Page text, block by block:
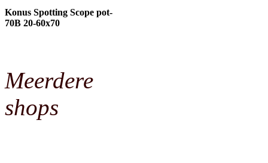
Konus Spotting Scope pot-
70B 20-60x70
Meerdere
shops